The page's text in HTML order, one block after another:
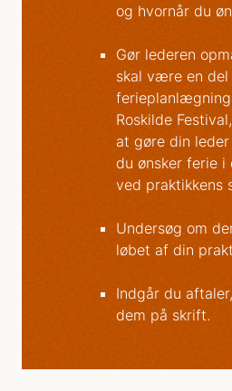
og hvornår du
Gør lederen
skal være en del
Roskilde
at gøre din
du ønsker ferie i
ved praktikkens
Undersøg om
løbet af din
Indgår du
dem på skrift.